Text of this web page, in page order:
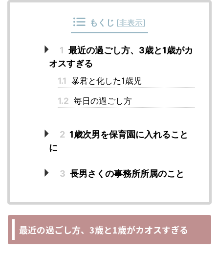
もくじ [非表示]
1 最近の過ごし方、3歳と1歳がカ
オスすぎる
1.1 暴君と化した1歳児
1.2 毎日の過ごし方
2 1歳次男を保育園に入れること
に
3 長男さくの事務所所属のこと
最近の過ごし方、3歳と1歳がカオスすぎる